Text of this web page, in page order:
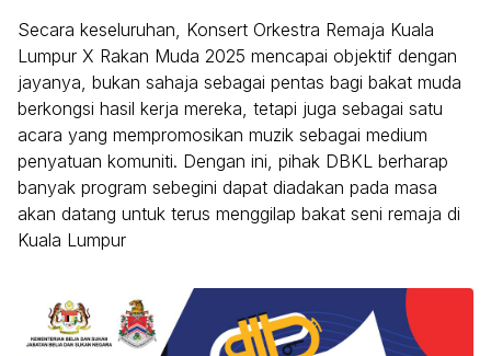
Secara keseluruhan, Konsert Orkestra Remaja Kuala
Lumpur X Rakan Muda 2025 mencapai objektif dengan
jayanya, bukan sahaja sebagai pentas bagi bakat muda
berkongsi hasil kerja mereka, tetapi juga sebagai satu
acara yang mempromosikan muzik sebagai medium
penyatuan komuniti. Dengan ini, pihak DBKL berharap
banyak program sebegini dapat diadakan pada masa
akan datang untuk terus menggilap bakat seni remaja di
Kuala Lumpur